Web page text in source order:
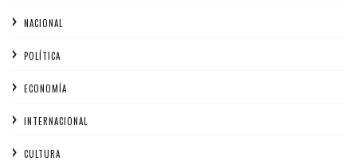
NACIONAL
POLÍTICA
ECONOMÍA
INTERNACIONAL
CULTURA